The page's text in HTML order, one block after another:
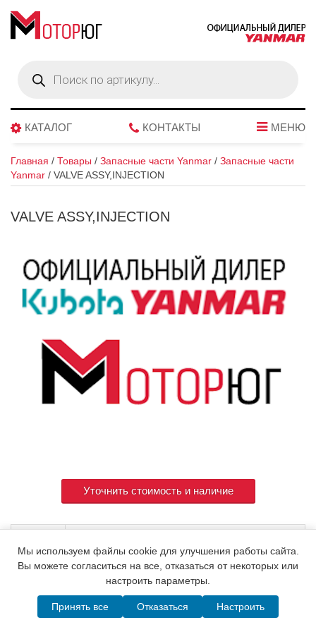
товаров
КАТАЛОГ КОНТАКТЫ МЕНЮ
Главная / Товары / Запасные части Yanmar / Запасные части
Yanmar / VALVE ASSY,INJECTION
VALVE ASSY,INJECTION
Уточнить стоимость и наличие
© 2015. Все права защищены.Мотор-Юг
Написать в MAX Telegram WhatsApp Позвонить
Мы используем файлы cookie для улучшения работы сайта.
Вы можете согласиться на все, отказаться от некоторых или
настроить параметры.
Принять все Отказаться Настроить